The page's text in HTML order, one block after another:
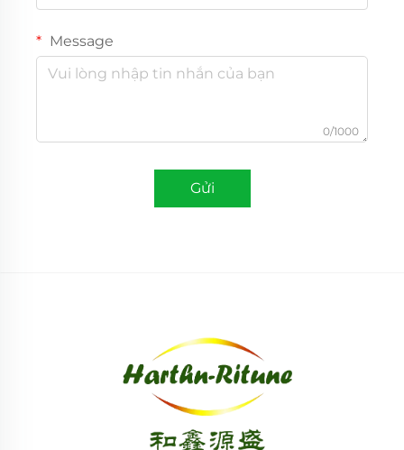
Message
0/1000
Gửi